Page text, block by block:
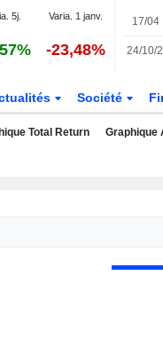
5j. Varia. 1 janv.
-23,48%
17/04
24/10/
Société
Total Return Graphique